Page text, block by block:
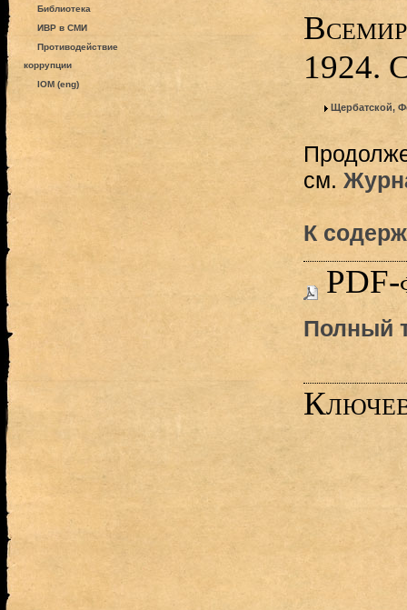
Библиотека
ИВР в СМИ
Противодействие
коррупции
IOM (eng)
1924.
Щербатской,
см.
К
PDF-
Полный